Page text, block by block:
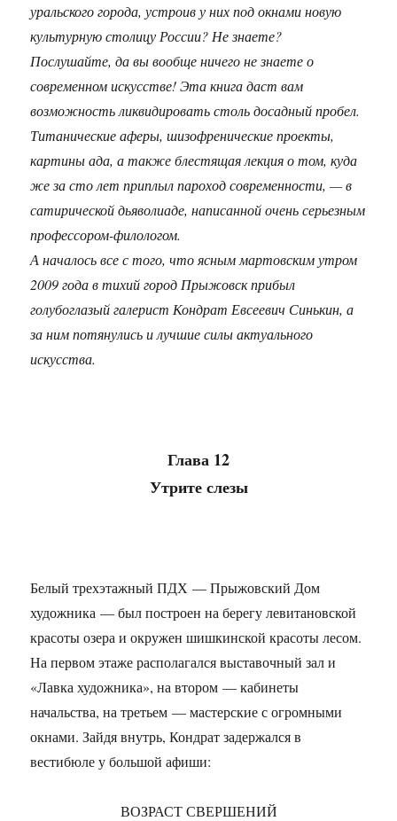
уральского города, устроив у них под окнами новую
культурную столицу России? Не знаете?
Послушайте, да вы вообще ничего не знаете о
современном искусстве! Эта книга даст вам
возможность ликвидировать столь досадный пробел.
Титанические аферы, шизофренические проекты,
картины ада, а также блестящая лекция о том, куда
же за сто лет приплыл пароход современности, — в
сатирической дьяволиаде, написанной очень серьезным
профессором-филологом.
А началось все с того, что ясным мартовским утром
2009 года в тихий город Прыжовск прибыл
голубоглазый галерист Кондрат Евсеевич Синькин, а
за ним потянулись и лучшие силы актуального
искусства.
Глава 12
Утрите слезы
Белый трехэтажный ПДХ — Прыжовский Дом
художника — был построен на берегу левитановской
красоты озера и окружен шишкинской красоты лесом.
На первом этаже располагался выставочный зал и
«Лавка художника», на втором — кабинеты
начальства, на третьем — мастерские с огромными
окнами. Зайдя внутрь, Кондрат задержался в
вестибюле у большой афиши:
ВОЗРАСТ СВЕРШЕНИЙ